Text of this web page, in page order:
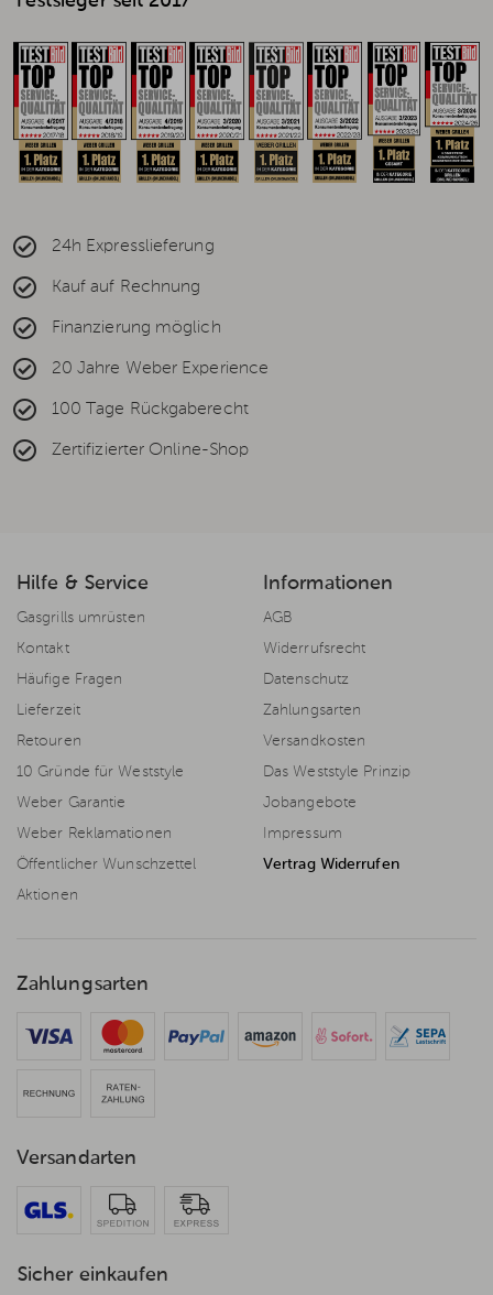
24h Expresslieferung
Kauf auf Rechnung
Finanzierung möglich
20 Jahre Weber Experience
100 Tage Rückgaberecht
Zertifizierter Online-Shop
Hilfe & Service
Gasgrills umrüsten
Kontakt
Häufige Fragen
Lieferzeit
Retouren
10 Gründe für Weststyle
Weber Garantie
Weber Reklamationen
Öffentlicher Wunschzettel
Aktionen
Informationen
AGB
Widerrufsrecht
Datenschutz
Zahlungsarten
Versandkosten
Das Weststyle Prinzip
Jobangebote
Impressum
Vertrag Widerrufen
Zahlungsarten
Versandarten
Sicher einkaufen